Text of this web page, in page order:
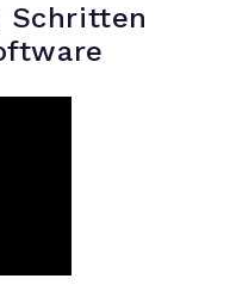
Schritten